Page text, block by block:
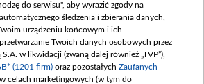
100 mln, październik 350
265 mln)
48 862 000,00 PLN
umowy: GRUDZIEŃ 2025
60,548 mln)
do serwisu", aby wyrazić zgody na
śledzenia i zbierania danych,
urządzeniu końcowym i ich
Twoich danych osobowych przez
w likwidacji (zwaną dalej również „TVP”),
(1201 firm) oraz pozostałych Zaufanych
, w celach marketingowych (w tym do